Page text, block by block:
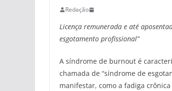
Redação
Licença remunerada e até
esgotamento profissional”
A síndrome de burnout é
chamada de “síndrome de
manifestar, como a fadiga